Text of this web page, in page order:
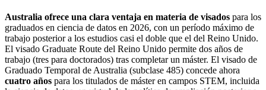
Australia ofrece una clara ventaja en materia de visados para los
graduados en ciencia de datos en 2026, con un período máximo de
trabajo posterior a los estudios casi el doble que el del Reino Unido.
El visado Graduate Route del Reino Unido permite dos años de
trabajo (tres para doctorados) tras completar un máster. El visado de
Graduado Temporal de Australia (subclase 485) concede ahora
cuatro años para los titulados de máster en campos STEM, incluida